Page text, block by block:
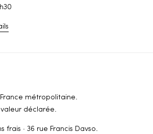
métropolitaine.
valeur déclarée.
frais · 36 rue Francis Davso.